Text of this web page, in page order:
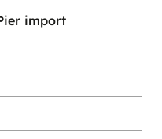
import